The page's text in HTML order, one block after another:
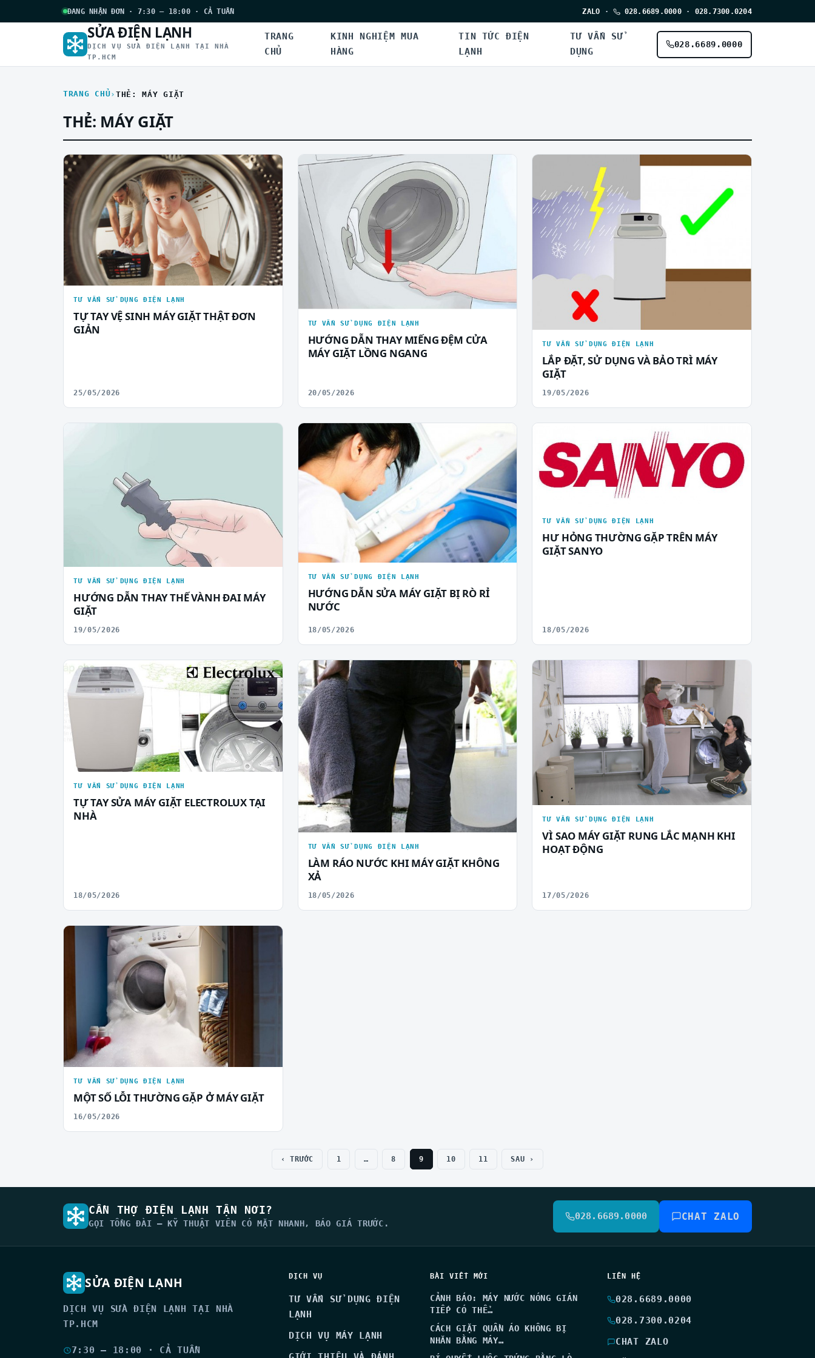
ĐANG NHẬN ĐƠN · 7:30 – 18:00 · CẢ TUẦN ZALO · 028.6689.0000 · 028.7300.0204
SỬA ĐIỆN LẠNH
DỊCH VỤ SỬA ĐIỆN LẠNH TẠI NHÀ
TP.HCM
TRANG
CHỦ
KINH NGHIỆM MUA
HÀNG
TIN TỨC ĐIỆN
LẠNH
TƯ VẤN SỬ
DỤNG
028.6689.0000
TRANG CHỦ THẺ: MÁY GIẶT
THẺ: MÁY GIẶT
TƯ VẤN SỬ DỤNG ĐIỆN LẠNH
TỰ TAY VỆ SINH MÁY GIẶT THẬT ĐƠN
GIẢN
25/05/2026
TƯ VẤN SỬ DỤNG ĐIỆN LẠNH
HƯỚNG DẪN THAY MIẾNG ĐỆM CỬA
MÁY GIẶT LỒNG NGANG
20/05/2026
TƯ VẤN SỬ DỤNG ĐIỆN LẠNH
LẮP ĐẶT, SỬ DỤNG VÀ BẢO TRÌ MÁY
GIẶT
19/05/2026
TƯ VẤN SỬ DỤNG ĐIỆN LẠNH
HƯỚNG DẪN THAY THẾ VÀNH ĐAI MÁY
GIẶT
19/05/2026
TƯ VẤN SỬ DỤNG ĐIỆN LẠNH
HƯỚNG DẪN SỬA MÁY GIẶT BỊ RÒ RỈ
NƯỚC
18/05/2026
TƯ VẤN SỬ DỤNG ĐIỆN LẠNH
HƯ HỎNG THƯỜNG GẶP TRÊN MÁY
GIẶT SANYO
18/05/2026
TƯ VẤN SỬ DỤNG ĐIỆN LẠNH
TỰ TAY SỬA MÁY GIẶT ELECTROLUX TẠI
NHÀ
18/05/2026
TƯ VẤN SỬ DỤNG ĐIỆN LẠNH
LÀM RÁO NƯỚC KHI MÁY GIẶT KHÔNG
XẢ
18/05/2026
TƯ VẤN SỬ DỤNG ĐIỆN LẠNH
VÌ SAO MÁY GIẶT RUNG LẮC MẠNH KHI
HOẠT ĐỘNG
17/05/2026
TƯ VẤN SỬ DỤNG ĐIỆN LẠNH
MỘT SỐ LỖI THƯỜNG GẶP Ở MÁY GIẶT
16/05/2026
‹ TRƯỚC 1 … 8 9 10 11 SAU ›
CẦN THỢ ĐIỆN LẠNH TẬN NƠI?
GỌI TỔNG ĐÀI — KỸ THUẬT VIÊN CÓ MẶT NHANH, BÁO GIÁ TRƯỚC.
028.6689.0000 CHAT ZALO
SỬA ĐIỆN LẠNH
DỊCH VỤ SỬA ĐIỆN LẠNH TẠI NHÀ
TP.HCM
7:30 – 18:00 · CẢ TUẦN
DỊCH VỤ
TƯ VẤN SỬ DỤNG ĐIỆN
LẠNH
DỊCH VỤ MÁY LẠNH
BÀI VIẾT MỚI
CẢNH BÁO: MÁY NƯỚC NÓNG GIÁN
TIẾP CÓ THỂ…
CÁCH GIẶT QUẦN ÁO KHÔNG BỊ
NHĂN BẰNG MÁY…
LIÊN HỆ
028.6689.0000
028.7300.0204
CHAT ZALO